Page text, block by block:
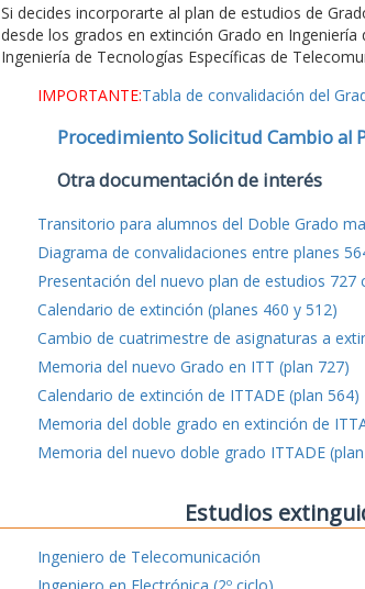
Si decides incorporarte al plan de estudios de
desde los grados en extinción Grado en
Ingeniería de Tecnologías Específicas de
IMPORTANTE:Tabla de convalidación del
Procedimiento Solicitud Cambio al
Otra documentación de interés
Transitorio para alumnos del Doble Grado
Diagrama de convalidaciones entre planes
Presentación del nuevo plan de estudios
Calendario de extinción (planes 460 y 512)
Cambio de cuatrimestre de asignaturas a
Memoria del nuevo Grado en ITT (plan 727)
Calendario de extinción de ITTADE (plan 564)
Memoria del doble grado en extinción de
Memoria del nuevo doble grado ITTADE
Estudios
Ingeniero de Telecomunicación